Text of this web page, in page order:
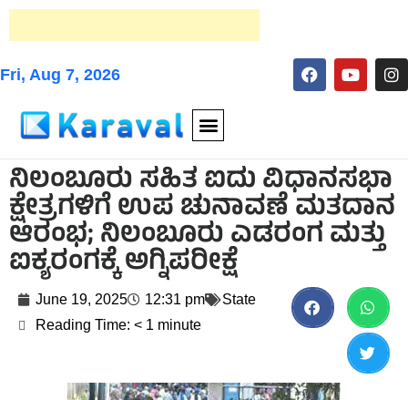
Fri, Aug 7, 2026
ನಿಲಂಬೂರು ಸಹಿತ ಐದು ವಿಧಾನಸಭಾ
ಕ್ಷೇತ್ರಗಳಿಗೆ ಉಪ ಚುನಾವಣೆ ಮತದಾನ
ಆರಂಭ; ನಿಲಂಬೂರು ಎಡರಂಗ ಮತ್ತು
ಐಕ್ಯರಂಗಕ್ಕೆ ಅಗ್ನಿಪರೀಕ್ಷೆ
June 19, 2025 12:31 pm
State
Reading Time: < 1 minute